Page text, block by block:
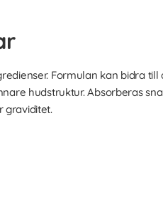
Formulan kan bidra
hudstruktur. Absorberas
graviditet.